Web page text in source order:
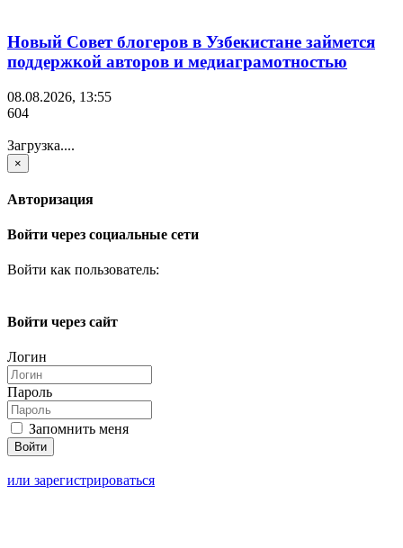
Новый Совет блогеров в Узбекистане займется
поддержкой авторов и медиаграмотностью
08.08.2026, 13:55
604
Загрузка....
×
Авторизация
Войти через социальные сети
Войти как пользователь:
Войти через сайт
Логин
Пароль
Запомнить меня
или зарегистрироваться